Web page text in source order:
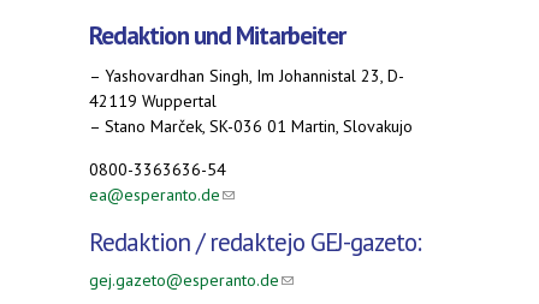
Redaktion und Mitarbeiter
– Yashovardhan Singh, Im Johannistal 23, D-
42119 Wuppertal
– Stano Marček, SK-036 01 Martin, Slovakujo
0800-3363636-54
ea@esperanto.de(link sends e-mail)
Redaktion /redaktejo GEJ-gazeto:
gej.gazeto@esperanto.de(link sends e-mail)